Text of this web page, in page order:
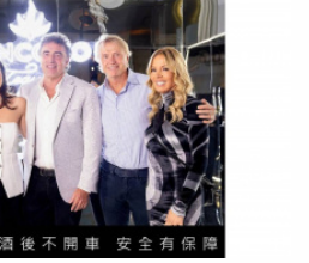
台南的她，特別推薦自己回台南
、鱔魚意麵、石斑鮮魚湯，她
，但朋友來一定會帶他們去吃特
竺芯在現場感受到球迷的集體應
覺很神奇、好厲害，甚至是這次
喊「足Suí」，笑說真是見識到
有力量。而統一獅特別準備了一
象徵她6月17日生日。李竺芯表
日，演唱的這天是6月1日也是